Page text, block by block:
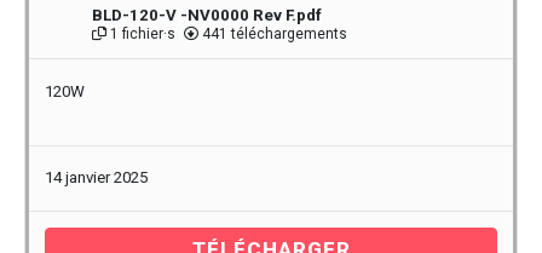
BLD-120-V -NV0000 Rev F.pdf
1 fichier·s 441 téléchargements
120W
14 janvier 2025